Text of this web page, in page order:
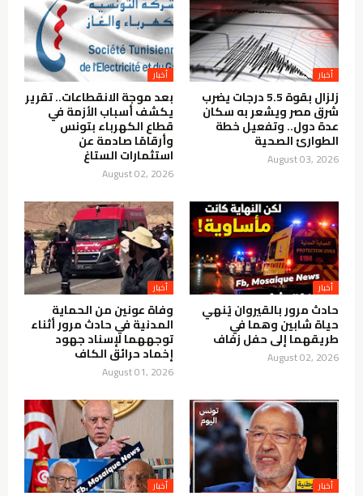
أخبار
زلزال بقوة 5.5 درجات يضرب
شرق مصر ويشعر به سكان
عدة دول.. وتفعيل خطة
الطوارئ الصحية
August 03, 2026
أخبار
بعد موجة الانقطاعات.. تقرير
يكشف أسباب الأزمة في
قطاع الكهرباء بتونس
وأرقامًا صادمة عن
استثمارات الستاغ
August 02, 2026
أخبار
حادث مرور بالقيروان يُنهي
حياة شابين وهما في
طريقهما إلى حفل زفاف
August 02, 2026
أخبار
وفاة عونين من الحماية
المدنية في حادث مرور أثناء
توجههما لإسناد جهود
إخماد حرائق الكاف
August 01, 2026
أخبار أخبار